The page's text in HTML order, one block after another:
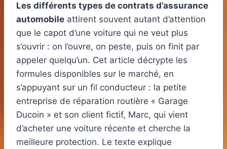
Les différents types de contrats d’assurance
automobile attirent souvent autant d’attention
que le capot d’une voiture qui ne veut plus
s’ouvrir : on l’ouvre, on peste, puis on finit par
appeler quelqu’un. Cet article décrypte les
formules disponibles sur le marché, en
s’appuyant sur un fil conducteur : la petite
entreprise de réparation routière « Garage
Ducoin » et son client fictif, Marc, qui vient
d’acheter une voiture récente et cherche la
meilleure protection. Le texte explique